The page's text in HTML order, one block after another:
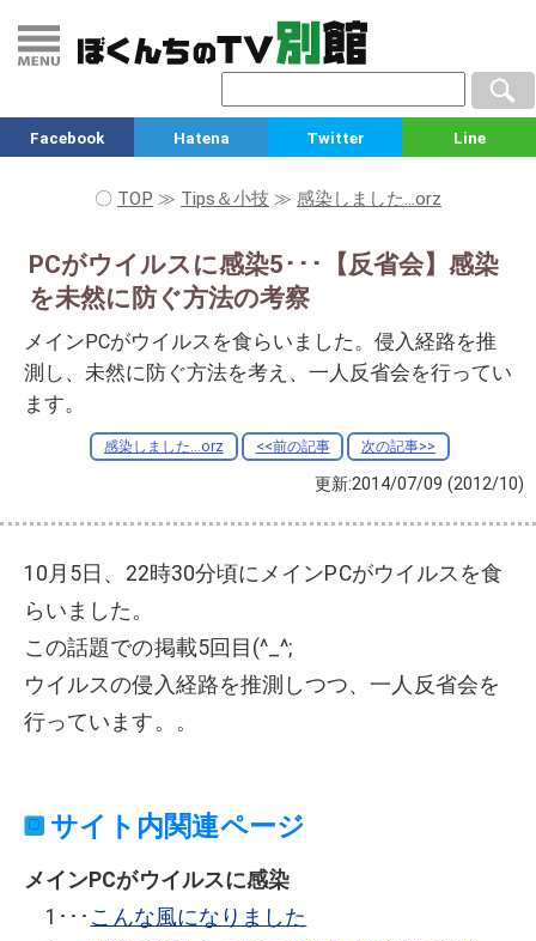
Facebook Hatena Twitter Line
〇 TOP ≫ Tips＆小技 ≫ 感染しました...orz
PCがウイルスに感染5･･･【反省会】感染
を未然に防ぐ方法の考察
メインPCがウイルスを食らいました。侵入経路を推
測し、未然に防ぐ方法を考え、一人反省会を行ってい
ます。
感染しました...orz <<前の記事 次の記事>>
更新:2014/07/09 (2012/10)
10月5日、22時30分頃にメインPCがウイルスを食
らいました。
この話題での掲載5回目(^_^;
ウイルスの侵入経路を推測しつつ、一人反省会を
行っています。。
サイト内関連ページ
メインPCがウイルスに感染
1･･･ こんな風になりました